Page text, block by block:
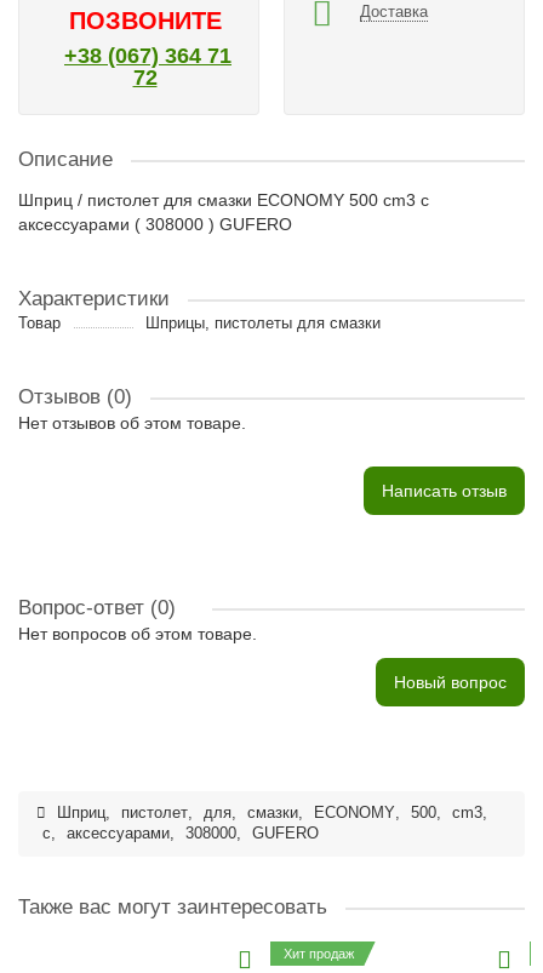
ПОЗВОНИТЕ
+38 (067) 364 71
72
Доставка
Описание
Шприц / пистолет для смазки ECONOMY 500 cm3 с
аксессуарами ( 308000 ) GUFERO
Характеристики
Товар Шприцы, пистолеты для смазки
Отзывов (0)
Нет отзывов об этом товаре.
Написать отзыв
Вопрос-ответ (0)
Нет вопросов об этом товаре.
Новый вопрос
Шприц, пистолет, для, смазки, ECONOMY, 500, cm3,
с, аксессуарами, 308000, GUFERO
Также вас могут заинтересовать
Хит продаж